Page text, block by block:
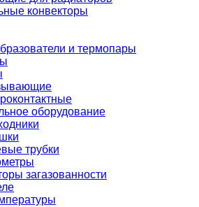
конвекторы
и термопары
оборудование
трубки
загазованности